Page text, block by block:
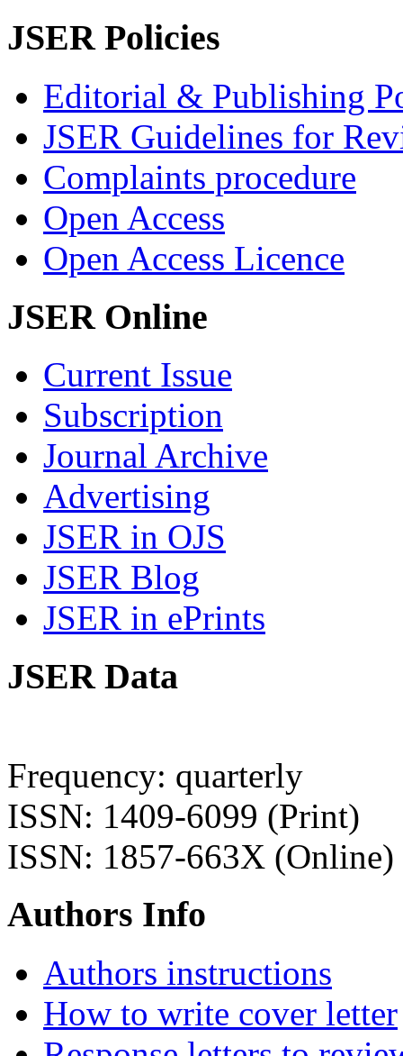
JSER Policies
Editorial & Publishing
JSER Guidelines for
Complaints procedure
Open Access
Open Access Licence
JSER Online
Current Issue
Subscription
Journal Archive
Advertising
JSER in OJS
JSER Blog
JSER in ePrints
JSER Data
Frequency: quarterly
ISSN: 1409-6099 (Print)
ISSN: 1857-663X (Online)
Authors Info
Authors instructions
How to write cover letter